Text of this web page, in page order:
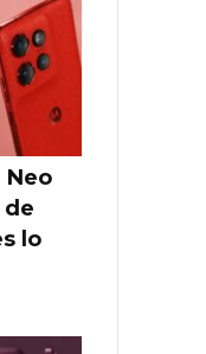
Neo
de
lo